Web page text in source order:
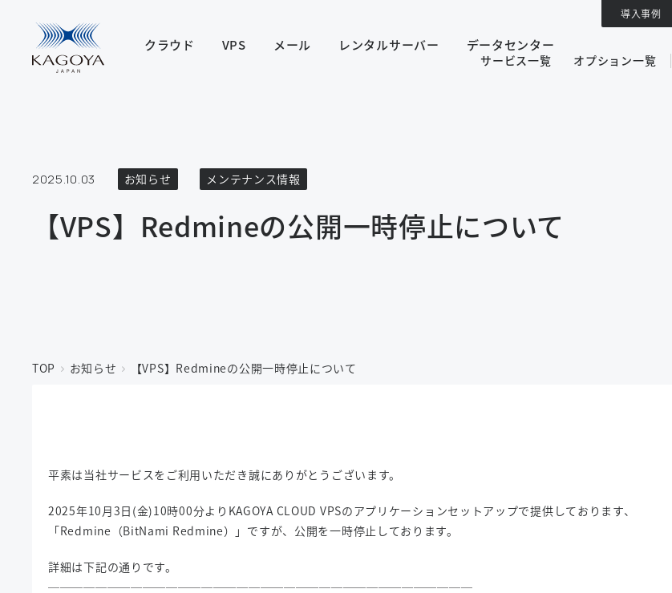
2025.10.03 お知らせ メンテナンス情報
【VPS】Redmineの公開一時停止について
TOP お知らせ 【VPS】Redmineの公開一時停止について
平素は当社サービスをご利用いただき誠にありがとうございます。
2025年10月3日(金)10時00分よりKAGOYA CLOUD VPSのアプリケーションセットアップで提供しております、
「Redmine（BitNami Redmine）」ですが、公開を一時停止しております。
詳細は下記の通りです。
────────────────────────────────────
クラウド VPS メール レンタルサーバー データセンター
導入事例
サービス一覧 オプション一覧